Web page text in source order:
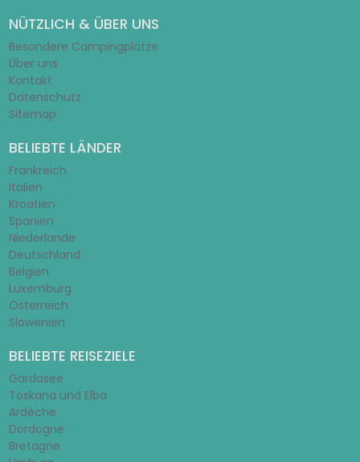
NÜTZLICH & ÜBER UNS
Besondere Campingplätze
Über uns
Kontakt
Datenschutz
Sitemap
BELIEBTE LÄNDER
Frankreich
Italien
Kroatien
Spanien
Niederlande
Deutschland
Belgien
Luxemburg
Österreich
Slowenien
BELIEBTE REISEZIELE
Gardasee
Toskana und Elba
Ardèche
Dordogne
Bretagne